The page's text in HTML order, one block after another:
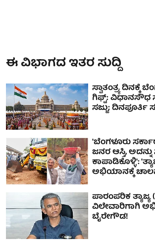
ಈ ವಿಭಾಗದ ಇತರ ಸುದ್ದಿ
ಸ್ವಾತಂತ್ರ್ಯ ದಿನಕ್ಕೆ
ಗಿಫ್ಟ್: ವಿಧಾನಸೌಧ
ಸಜ್ಜು; ದಿನಪೂರ್ತಿ
'ಬೆಂಗಳೂರು
ಜನರ ಆಸ್ತಿ, ಅದನ್ನು
ಕಾಪಾಡಿಕೊಳ್ಳಿ':
ಅಭಿಯಾನಕ್ಕೆ
ಪಾರಂಪರಿಕ ತ್ಯಾಜ್ಯ
ವಿಲೇವಾರಿಗಾಗಿ
ಬೈರೇಗೌಡ!